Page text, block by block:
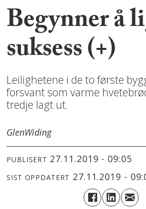
Begynner å
suksess (+)
Leilighetene i de to første
forsvant som varme
tredje lagt ut.
GlenWiding
PUBLISERT 27.11.2019 - 09:05
SIST OPPDATERT 27.11.2019 -